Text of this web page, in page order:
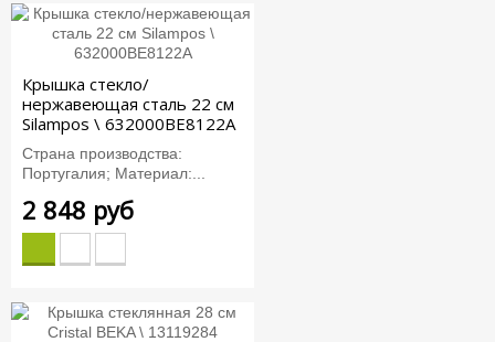
Крышка стекло/
нержавеющая сталь 22 см
Silampos \ 632000BE8122A
Страна производства:
Португалия; Материал:...
2 848 руб